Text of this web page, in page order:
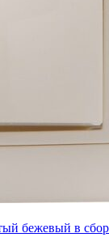
бежевый в